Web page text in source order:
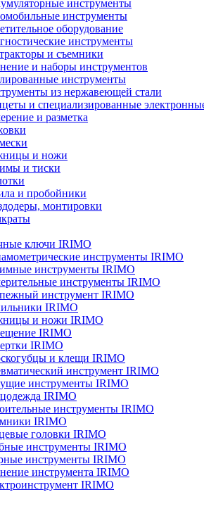
инструменты
инструменты
оборудование
инструменты
и съемники
и наборы инструментов
инструменты
из нержавеющей стали
и специализированные
и разметка
и ножи
и тиски
и пробойники
монтировки
ключи IRIMO
инструменты IRIMO
инструменты IRIMO
инструменты IRIMO
инструмент IRIMO
IRIMO
и ножи IRIMO
IRIMO
IRIMO
и клещи IRIMO
инструмент IRIMO
инструменты IRIMO
IRIMO
инструменты IRIMO
IRIMO
головки IRIMO
инструменты IRIMO
инструменты IRIMO
инструмента IRIMO
IRIMO